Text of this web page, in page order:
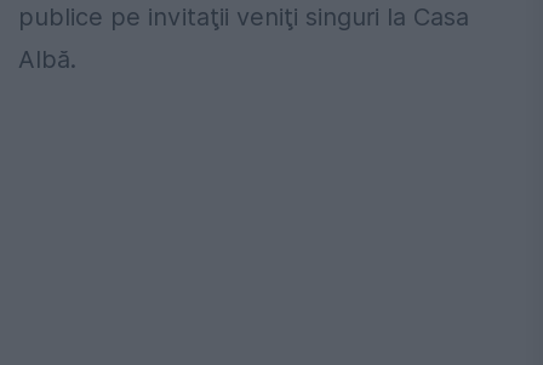
publice pe invitaţii veniţi singuri la Casa
Albă.